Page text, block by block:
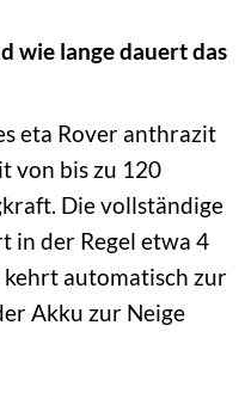
wie lange dauert das
eta Rover anthrazit
von bis zu 120
Die vollständige
in der Regel etwa 4
kehrt automatisch zur
Akku zur Neige